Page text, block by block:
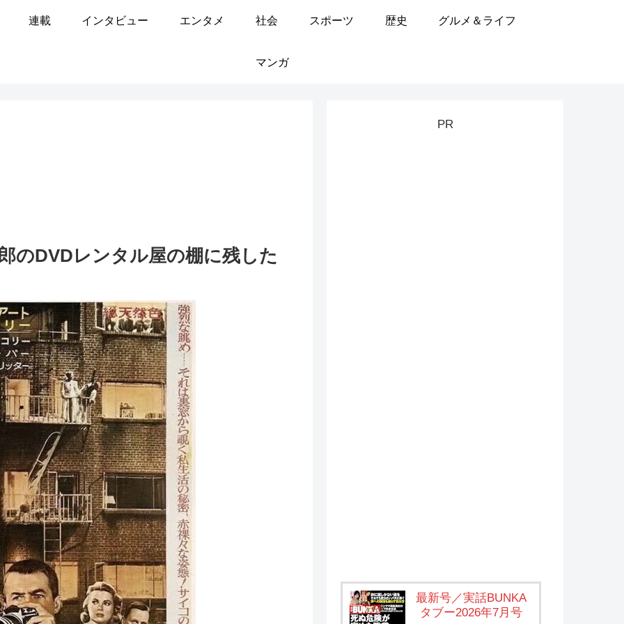
連載 インタビュー エンタメ 社会 スポーツ 歴史 グルメ＆ライフ
マンガ
のDVDレンタル屋の棚に残した
PR
最新号／実話BUNKA
タブー2026年7月号